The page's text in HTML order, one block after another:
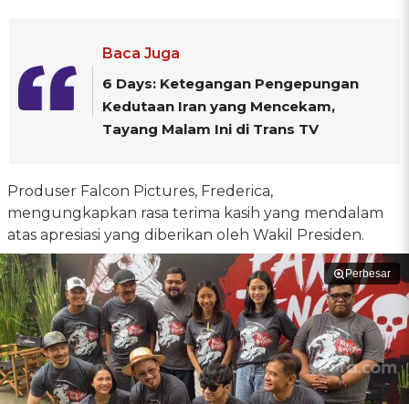
Baca Juga
6 Days: Ketegangan Pengepungan
Kedutaan Iran yang Mencekam,
Tayang Malam Ini di Trans TV
Produser Falcon Pictures, Frederica,
mengungkapkan rasa terima kasih yang mendalam
atas apresiasi yang diberikan oleh Wakil Presiden.
Perbesar